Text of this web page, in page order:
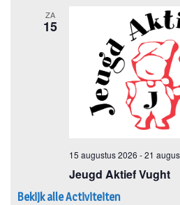
Bekijk alle Activiteiten